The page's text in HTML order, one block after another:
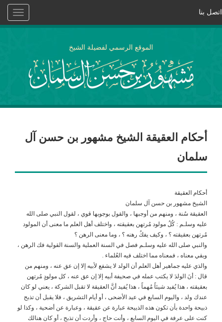
Toggle
اتصل بنا
الموقع الرسمي لفضيلة الشيخ
أحكام العقيقة الشيخ مشهور بن حسن آل
سلمان
أحكام العقيقة
الشيخ مشهور بن حسن آل سلمان
العقيقة سُنة ، ومنهم من أوجبها ، والقول بوجوبها قوي ، لقول النبي صلى الله
عليه وسلـم : كُلُ مولود مُرتهن بعقيقته ، واختلف أهل العلم ما معنى أن المولود
مُرتهن بعقيقته ؟ ، وكيف يفكُ رهنه ؟ ، وما معنى الرهن ؟
والنبي صلى الله عليه وسلـم فصل في السنة العملية والسنة القولية فك الرهن ،
وبقي معناه ، فمعناه مما اختلف فيه العُلماء .
والذي عليه جماهير أهل العلم أن الولد لا يشفع لأبيه إلا إن عق عنه ، ومنهم من
قال : أنَ الولدَ لا يكتب عمله في صحيفة أبيه إلا إن عق عنه ، كل مولودٍ مُرتهن
بعقيقته ، هذا يُفيد شيئاً مُهماً ، هذا يُفيد أنَّ العقيقة لا تقبل الشركة ، يعني لو كان
عندك ولد ، واليوم السابع في عيد الأضحى ، أو أيام التشريق ، فلا يقبل أن تذبح
ذبيحة واحدة بأن تكون هذه الذبيحة عبارة عن عقيقة ، وعبارة عن أضحية ، وكذا لو
كنت على عرفة في اليوم السابع ، وأنت حاج ، وأردت أن تذبح ، أو كان هنالك